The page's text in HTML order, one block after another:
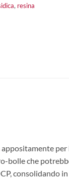
, resina
appositamente per
bolle che
consolidando